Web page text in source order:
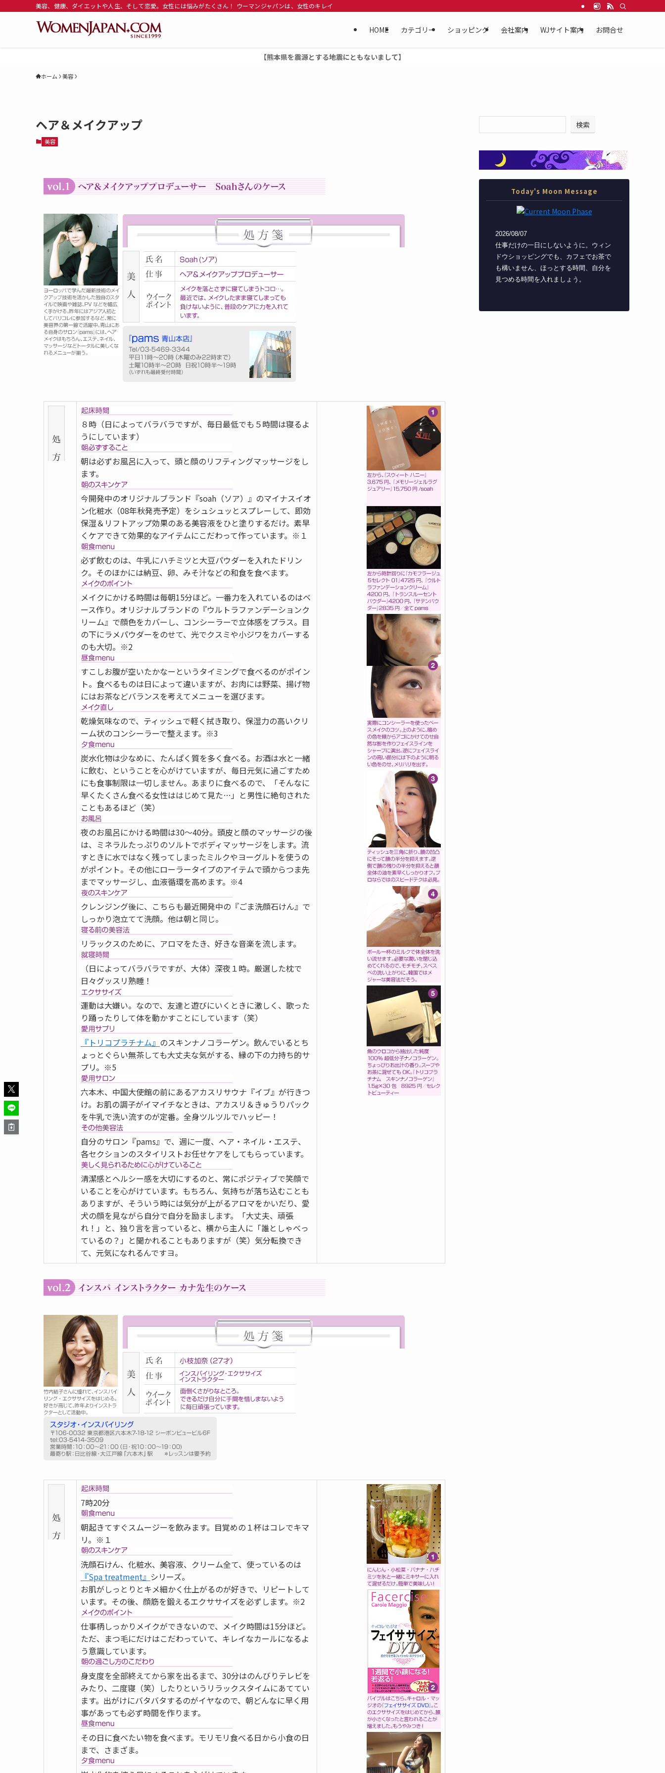
美容、健康、ダイエットや人生、そして恋愛。女性には悩みがたくさん！ ウーマンジャパンは、女性のキレイになりたい、美人になりたい、 という女性を応援する WEBサイト。
HOME カテゴリー ショッピング 会社案内 WJサイト案内 お問合せ
【熊本県を震源とする地震にともないまして】
ホーム 美容
ヘア＆メイクアップ
美容
８時（日によってバラバラですが、毎日最低でも５時間は寝るよ
うにしています）
朝は必ずお風呂に入って、頭と顔のリフティングマッサージをし
ます。
今開発中のオリジナルブランド『soah（ソア）』のマイナスイオ
ン化粧水（08年秋発売予定）をシュシュッとスプレーして、即効
保湿＆リフトアップ効果のある美容液をひと塗りするだけ。素早
くケアできて効果的なアイテムにこだわって作っています。※１
必ず飲むのは、牛乳にハチミツと大豆パウダーを入れたドリン
ク。そのほかには納豆、卵、みそ汁などの和食を食べます。
メイクにかける時間は毎朝15分ほど。一番力を入れているのはベ
ース作り。オリジナルブランドの『ウルトラファンデーションク
リーム』で顔色をカバーし、コンシーラーで立体感をプラス。目
の下にラメパウダーをのせて、光でクスミや小ジワをカバーする
のも大切。※2
すこしお腹が空いたかなーというタイミングで食べるのがポイン
ト。食べるものは日によって違いますが、お肉には野菜、揚げ物
にはお茶などバランスを考えてメニューを選びます。
乾燥気味なので、ティッシュで軽く拭き取り、保湿力の高いクリ
ーム状のコンシーラーで整えます。※3
炭水化物は少なめに、たんぱく質を多く食べる。お酒は水と一緒
に飲む、ということを心がけていますが、毎日元気に過ごすため
にも食事制限は一切しません。あまりに食べるので、「そんなに
早くたくさん食べる女性ははじめて見た…」と男性に絶句された
こともあるほど（笑）
夜のお風呂にかける時間は30～40分。頭皮と顔のマッサージの後
は、ミネラルたっぷりのソルトでボディマッサージをします。流
すときに水ではなく残ってしまったミルクやヨーグルトを使うの
がポイント。その他にローラータイプのアイテムで頭からつま先
までマッサージし、血液循環を高めます。※4
クレンジング後に、こちらも最近開発中の『ごま洗顔石けん』で
しっかり泡立てて洗顔。他は朝と同じ。
リラックスのために、アロマをたき、好きな音楽を流します。
（日によってバラバラですが、大体）深夜１時。厳選した枕で
日々グッスリ熟睡！
運動は大嫌い。なので、友達と遊びにいくときに激しく、歌った
り踊ったりして体を動かすことにしています（笑）
『トリコプラチナム』 のスキンナノコラーゲン。飲んでいるとち
ょっとぐらい無茶しても大丈夫な気がする、縁の下の力持ち的サ
プリ。※5
六本木、中国大使館の前にあるアカスリサウナ『イブ』が行きつ
け。お肌の調子がイマイチなときは、アカスリ＆きゅうりパック
を牛乳で洗い流すのが定番。全身ツルツルでハッピー！
自分のサロン『pams』で、週に一度、ヘア・ネイル・エステ、
各セクションのスタイリストお任せケアをしてもらっています。
清潔感とヘルシー感を大切にするのと、常にポジティブで笑顔で
いることを心がけています。もちろん、気持ちが落ち込むことも
ありますが、そういう時には気分が上がるアロマをかいだり、愛
犬の顔を見ながら自分で自分を励まします。「大丈夫、頑張
れ！」と、独り言を言っていると、横から主人に「誰としゃべっ
ているの？」と聞かれることもありますが（笑）気分転換でき
て、元気になれるんですヨ。
7時20分
朝起きてすぐスムージーを飲みます。目覚めの１杯はコレでキマ
リ。※１
洗顔石けん、化粧水、美容液、クリーム全て、使っているのは
『Spa treatment』 シリーズ。
お肌がしっとりとキメ細かく仕上がるのが好きで、リピートして
います。その後、顔筋を鍛えるエクササイズを必ずします。※2
仕事柄しっかりメイクができないので、メイク時間は15分ほど。
ただ、まつ毛にだけはこだわっていて、キレイなカールになるよ
う意識しています。
身支度を全部終えてから家を出るまで、30分はのんびりテレビを
みたり、二度寝（笑）したりというリラックスタイムにあててい
ます。出がけにバタバタするのがイヤなので、朝どんなに早く用
事があっても必ず時間を作ります。
その日に食べたい物を食べます。モリモリ食べる日から小食の日
まで、さまざま。
検索
Today's Moon Message